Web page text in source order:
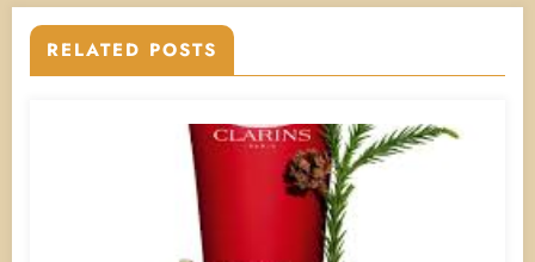
RELATED POSTS